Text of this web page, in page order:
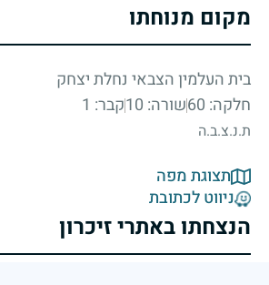
מקום מנוחתו
בית העלמין הצבאי נחלת יצחק
חלקה: 60
שורה: 10 קבר: 1
ת.נ.צ.ב.ה
תצוגת מפה
ניווט לכתובת
הנצחתו באתרי זיכרון